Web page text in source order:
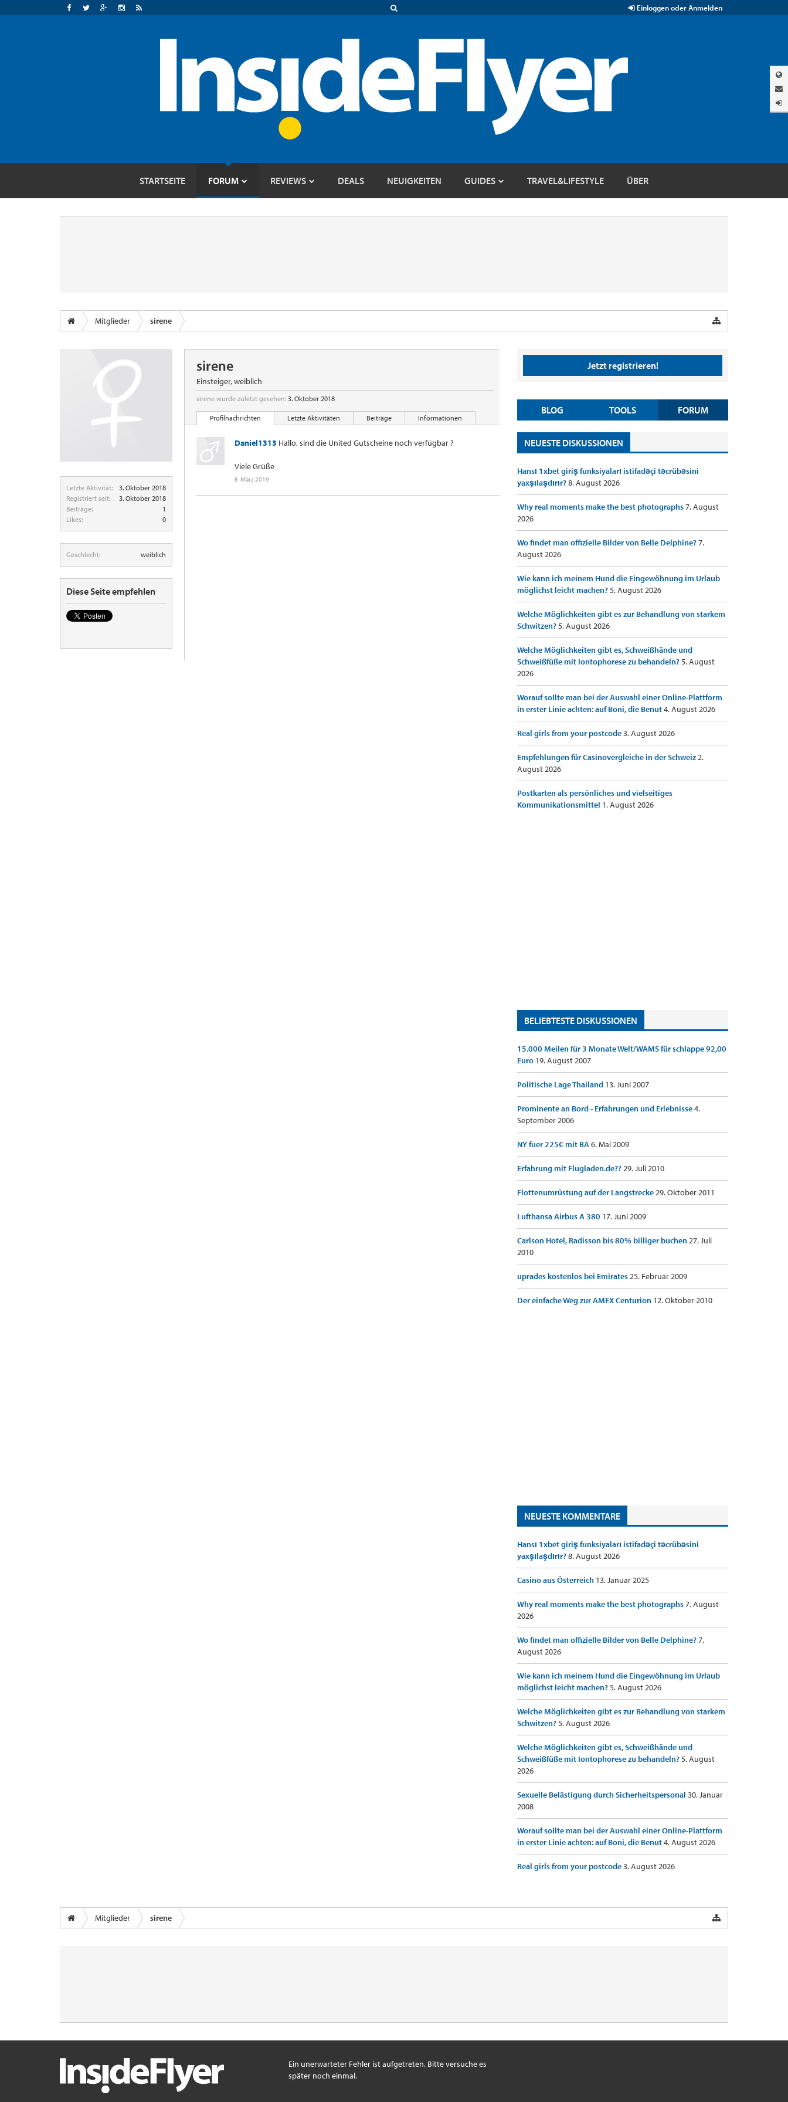
Einloggen oder Anmelden
STARTSEITE FORUM REVIEWS DEALS NEUIGKEITEN GUIDES TRAVEL&LIFESTYLE ÜBER
Mitglieder sirene
Letzte Aktivität:
3. Oktober 2018
Registriert seit:
3. Oktober 2018
Beiträge:
1
Likes:
0
Geschlecht: weiblich
Diese Seite empfehlen
sirene
Einsteiger, weiblich
sirene wurde zuletzt gesehen: 3. Oktober 2018
Profilnachrichten Letzte Aktivitäten Beiträge Informationen
Daniel1313 Hallo, sind die United Gutscheine noch verfügbar ?
Viele Grüße
8. März 2019
Jetzt registrieren!
BLOG TOOLS FORUM
NEUESTE DISKUSSIONEN
Hansı 1xbet giriş funksiyaları istifadəçi təcrübəsini
yaxşılaşdırır?8. August 2026
Why real moments make the best photographs7. August
2026
Wo findet man offizielle Bilder von Belle Delphine?7.
August 2026
Wie kann ich meinem Hund die Eingewöhnung im Urlaub
möglichst leicht machen?5. August 2026
Welche Möglichkeiten gibt es zur Behandlung von starkem
Schwitzen?5. August 2026
Welche Möglichkeiten gibt es, Schweißhände und
Schweißfüße mit Iontophorese zu behandeln?5. August
2026
Worauf sollte man bei der Auswahl einer Online-Plattform
in erster Linie achten: auf Boni, die Benut4. August 2026
Real girls from your postcode3. August 2026
Empfehlungen für Casinovergleiche in der Schweiz2.
August 2026
Postkarten als persönliches und vielseitiges
Kommunikationsmittel 1. August 2026
BELIEBTESTE DISKUSSIONEN
15.000 Meilen für 3 Monate Welt/WAMS für schlappe 92,00
Euro 19. August 2007
Politische Lage Thailand 13. Juni 2007
Prominente an Bord - Erfahrungen und Erlebnisse4.
September 2006
NY fuer 225€ mit BA6. Mai 2009
Erfahrung mit Flugladen.de??29. Juli 2010
Flottenumrüstung auf der Langstrecke29. Oktober 2011
Lufthansa Airbus A 380 17. Juni 2009
Carlson Hotel, Radisson bis 80% billiger buchen27. Juli
2010
uprades kostenlos bei Emirates25. Februar 2009
Der einfache Weg zur AMEX Centurion 12. Oktober 2010
NEUESTE KOMMENTARE
Hansı 1xbet giriş funksiyaları istifadəçi təcrübəsini
yaxşılaşdırır?8. August 2026
Casino aus Österreich 13. Januar 2025
Why real moments make the best photographs7. August
2026
Wo findet man offizielle Bilder von Belle Delphine?7.
August 2026
Wie kann ich meinem Hund die Eingewöhnung im Urlaub
möglichst leicht machen?5. August 2026
Welche Möglichkeiten gibt es zur Behandlung von starkem
Schwitzen?5. August 2026
Welche Möglichkeiten gibt es, Schweißhände und
Schweißfüße mit Iontophorese zu behandeln?5. August
2026
Sexuelle Belästigung durch Sicherheitspersonal 30. Januar
2008
Worauf sollte man bei der Auswahl einer Online-Plattform
in erster Linie achten: auf Boni, die Benut4. August 2026
Real girls from your postcode3. August 2026
Mitglieder sirene
Ein unerwarteter Fehler ist aufgetreten. Bitte versuche es
später noch einmal.